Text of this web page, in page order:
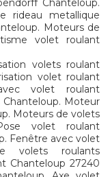
Chanteloup.
rideau metallique
Moteurs de
volet roulant
volets roulant
volet roulant
volet roulant
Moteur
Moteurs de volets
volet roulant
Fenêtre avec volet
volets roulants
Chanteloup 27240